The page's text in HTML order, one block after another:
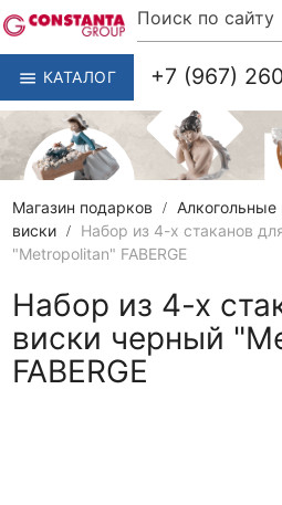
menu КАТАЛОГ
+7 (967)
Магазин подарков Алкогольные
виски
Набор из 4-х стаканов
"Metropolitan" FABERGE
Набор из 4-х
виски черный
FABERGE